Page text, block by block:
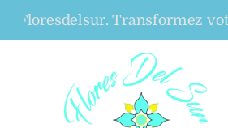
Skip
Transformez votre